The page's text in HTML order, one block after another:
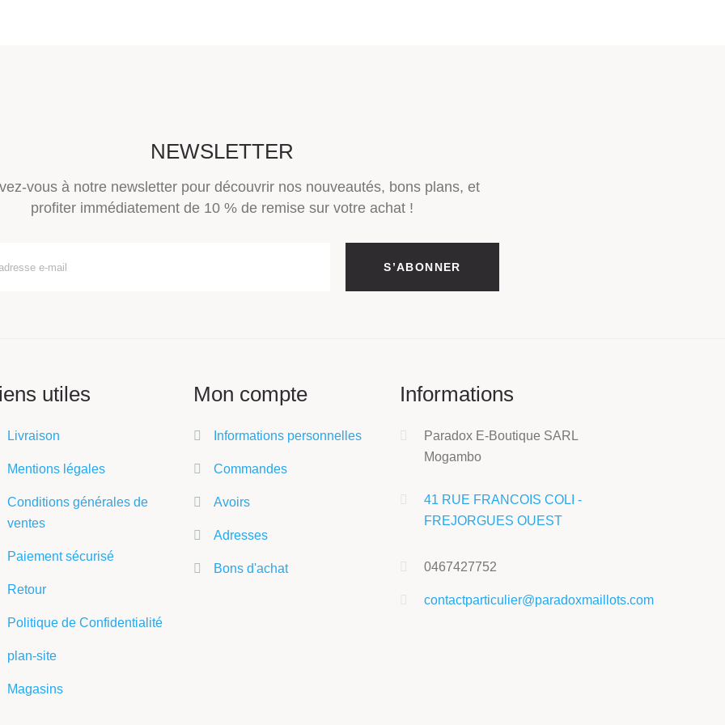
NEWSLETTER
vous à notre newsletter pour découvrir nos nouveautés, bons plans, et
profiter immédiatement de 10 % de remise sur votre achat !
utiles
Livraison
Mentions légales
Conditions générales de
ventes
Paiement sécurisé
Retour
Politique de Confidentialité
plan-site
Magasins
Mon compte
Informations personnelles
Commandes
Avoirs
Adresses
Bons d'achat
Informations
Paradox E-Boutique SARL
Mogambo
41 RUE FRANCOIS COLI -
FREJORGUES OUEST
0467427752
contactparticulier@paradoxmaillots.com